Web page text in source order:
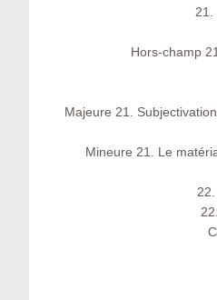
21.
Hors-champ
Majeure 21.
Mineure 21. Le